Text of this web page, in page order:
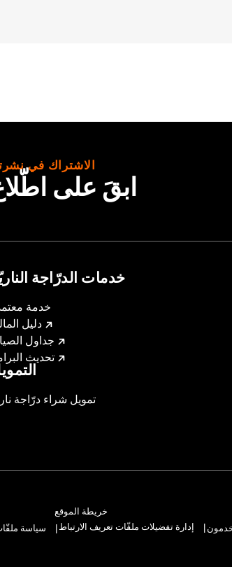
pivot bushing
الاشتراك في
ابقَ على
خدمات الدرّاجة
خدمة
دليل
جداول
تحديث
تمويل شراء درّاجة
خريطة الموقع
سياسة إدارة تفضيلات ملفّات تعريف الارتباط